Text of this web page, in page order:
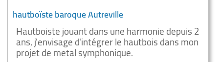
hautboïste baroque Autreville
Hautboiste jouant dans une harmonie depuis 2
ans, j'envisage d'intégrer le hautbois dans mon
projet de metal symphonique.